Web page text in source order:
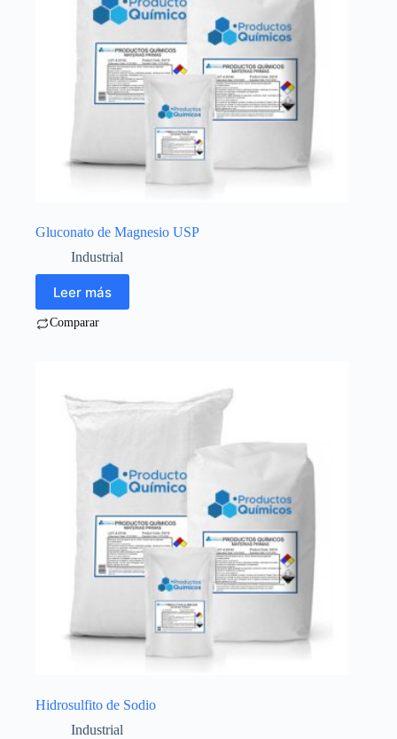
Gluconato de Magnesio USP
Industrial
Leer más
Comparar
Hidrosulfito de Sodio
Industrial